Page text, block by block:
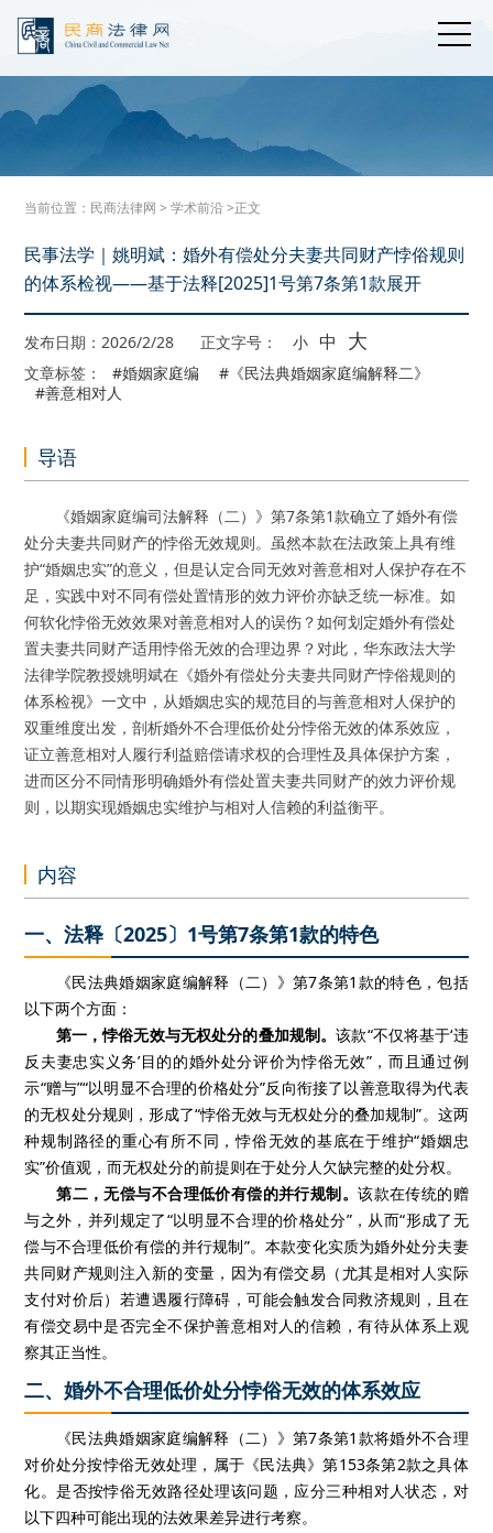
当前位置： 民商法律网 >学术前沿>正文
民事法学｜姚明斌：婚外有偿处分夫妻共同财产悖俗规则
的体系检视——基于法释[2025]1号第7条第1款展开
发布日期：2026/2/28 正文字号： 小 中 大
文章标签： #婚姻家庭编
#《民法典婚姻家庭编解释二》
#善意相对人
导语
《婚姻家庭编司法解释（二）》第7条第1款确立了婚外有偿
处分夫妻共同财产的悖俗无效规则。虽然本款在法政策上具有维
护“婚姻忠实”的意义，但是认定合同无效对善意相对人保护存在不
足，实践中对不同有偿处置情形的效力评价亦缺乏统一标准。如
何软化悖俗无效效果对善意相对人的误伤？如何划定婚外有偿处
置夫妻共同财产适用悖俗无效的合理边界？对此，华东政法大学
法律学院教授姚明斌在《婚外有偿处分夫妻共同财产悖俗规则的
体系检视》一文中，从婚姻忠实的规范目的与善意相对人保护的
双重维度出发，剖析婚外不合理低价处分悖俗无效的体系效应，
证立善意相对人履行利益赔偿请求权的合理性及具体保护方案，
进而区分不同情形明确婚外有偿处置夫妻共同财产的效力评价规
则，以期实现婚姻忠实维护与相对人信赖的利益衡平。
内容
一、法释〔2025〕1号第7条第1款的特色
《民法典婚姻家庭编解释（二）》第7条第1款的特色，包括
以下两个方面：
第一，悖俗无效与无权处分的叠加规制。该款“不仅将基于‘违
反夫妻忠实义务’目的的婚外处分评价为悖俗无效”，而且通过例
示“赠与”“以明显不合理的价格处分”反向衔接了以善意取得为代表
的无权处分规则，形成了“悖俗无效与无权处分的叠加规制”。这两
种规制路径的重心有所不同，悖俗无效的基底在于维护“婚姻忠
实”价值观，而无权处分的前提则在于处分人欠缺完整的处分权。
第二，无偿与不合理低价有偿的并行规制。该款在传统的赠
与之外，并列规定了“以明显不合理的价格处分”，从而“形成了无
偿与不合理低价有偿的并行规制”。本款变化实质为婚外处分夫妻
共同财产规则注入新的变量，因为有偿交易（尤其是相对人实际
支付对价后）若遭遇履行障碍，可能会触发合同救济规则，且在
有偿交易中是否完全不保护善意相对人的信赖，有待从体系上观
察其正当性。
二、婚外不合理低价处分悖俗无效的体系效应
《民法典婚姻家庭编解释（二）》第7条第1款将婚外不合理
对价处分按悖俗无效处理，属于《民法典》第153条第2款之具体
化。是否按悖俗无效路径处理该问题，应分三种相对人状态，对
以下四种可能出现的法效果差异进行考察。